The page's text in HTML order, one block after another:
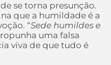
se torna presunção.
que a humildade é a
“Sede humildes e
uma falsa
viva de que tudo é